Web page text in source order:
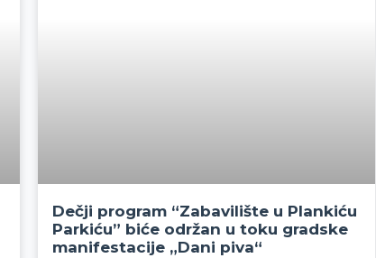
Dečji program “Zabavilište u Plankiću
Parkiću” biće održan u toku gradske
manifestacije „Dani piva“